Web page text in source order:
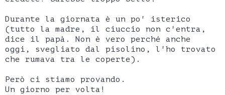
Durante la giornata è un po' isterico
(tutto la madre, il ciuccio non c'entra,
dice il papà. Non è vero perché anche
oggi, svegliato dal pisolino, l'ho trovato
che rumava tra le coperte).
Però ci stiamo provando.
Un giorno per volta!